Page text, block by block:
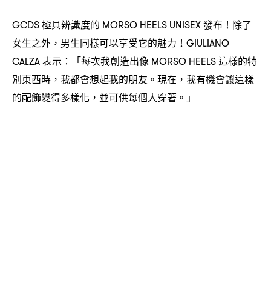
GCDS極具辨識度的 MORSO HEELS UNISEX發布 ！ 除了
女生之外 ， 男生同樣可以享受它的魅力 ！GIULIANO
CALZA表示 ： 「每次我創造出像 MORSO HEELS這樣的特
別東西時 ， 我都會想起我的朋友。現在 ， 我有機會讓這樣
的配飾變得多樣化 ， 並可供每個人穿著。」